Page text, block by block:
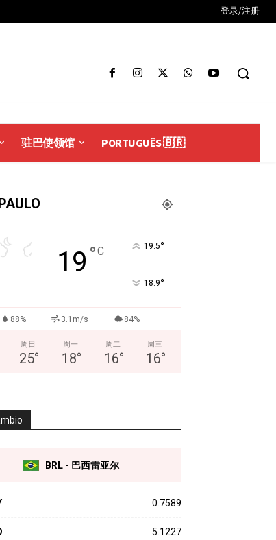
登录/注册
驻巴使领馆 PORTUGUÊS 🇧🇷
19 °C 19.5°
18.9°
88% 3.1m/s 84%
周日
25°
周一
18°
周二
16°
周三
16°
BRL - 巴西雷亚尔
0.7589
5.1227